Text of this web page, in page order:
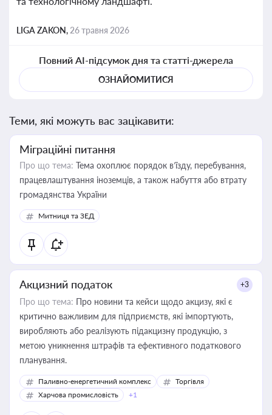
LIGA ZAKON, 26 травня 2026
Повний AI-підсумок дня та статті-джерела
ОЗНАЙОМИТИСЯ
Теми, які можуть вас зацікавити:
Міграційні питання
Про що тема: Тема охоплює порядок в’їзду, перебування,
працевлаштування іноземців, а також набуття або втрату
громадянства України
Митниця та ЗЕД
Акцизний податок +3
Про що тема: Про новини та кейси щодо акцизу, які є
критично важливим для підприємств, які імпортують,
виробляють або реалізують підакцизну продукцію, з
метою уникнення штрафів та ефективного податкового
планування.
Паливно-енергетичний комплекс
Торгівля
Харчова промисловість
+1